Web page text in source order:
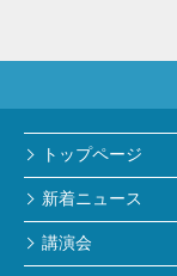
トップページ
新着ニュース
講演会